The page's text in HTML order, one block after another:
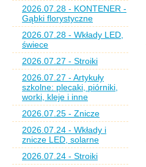
2026.07.28 - KONTENER -
Gąbki florystyczne
2026.07.28 - Wkłady LED,
świece
2026.07.27 - Stroiki
2026.07.27 - Artykuły
szkolne: plecaki, piórniki,
worki, kleje i inne
2026.07.25 - Znicze
2026.07.24 - Wkłady i
znicze LED, solarne
2026.07.24 - Stroiki